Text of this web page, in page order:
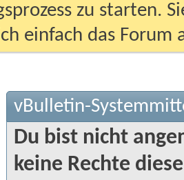
zu starten.
einfach das
vBulletin-
Du bist nicht
keine Rechte